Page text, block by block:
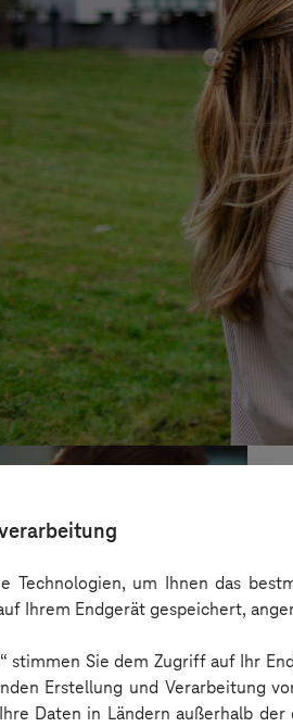
Technologien, um Ihnen das
Ihrem Endgerät gespeichert,
stimmen Sie dem Zugriff auf Ihr
Erstellung und Verarbeitung
Daten in Ländern außerhalb